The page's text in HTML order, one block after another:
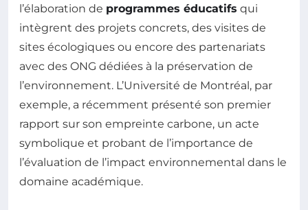
l’élaboration de programmes éducatifs qui
intègrent des projets concrets, des visites de
sites écologiques ou encore des partenariats
avec des ONG dédiées à la préservation de
l’environnement. L’Université de Montréal, par
exemple, a récemment présenté son premier
rapport sur son empreinte carbone, un acte
symbolique et probant de l’importance de
l’évaluation de l’impact environnemental dans le
domaine académique.